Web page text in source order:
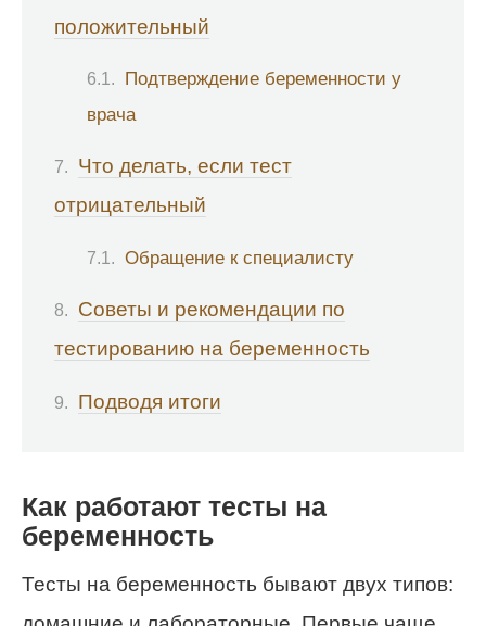
положительный
Подтверждение беременности у
врача
Что делать, если тест
отрицательный
Обращение к специалисту
Советы и рекомендации по
тестированию на беременность
Подводя итоги
Как работают тесты на
беременность
Тесты на беременность бывают двух типов: